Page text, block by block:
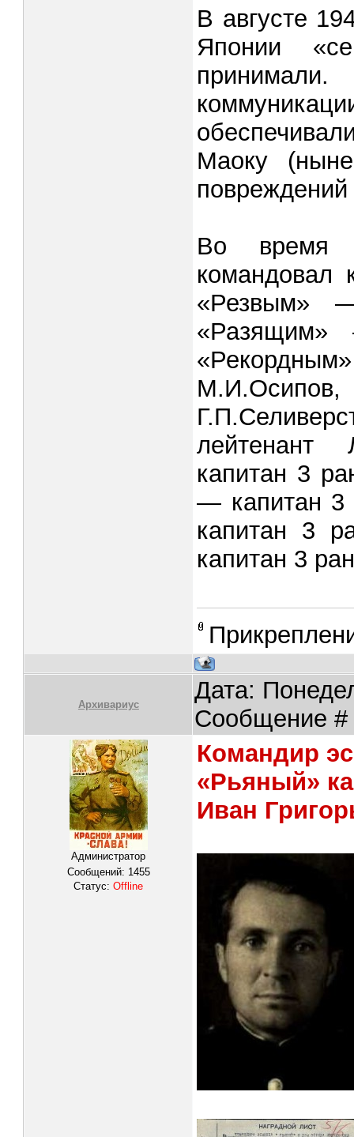
В августе
Японии
Маоку
Во время
командовал
«Резвым»
«Разящим»
лейтенант
капитан 3
— капитан 3
капитан 3
капитан 3
Архивариус
Дата:
Сообщение
Администратор
Сообщений: 1455
Статус:Offline
Командир
«Рьяный»
Иван